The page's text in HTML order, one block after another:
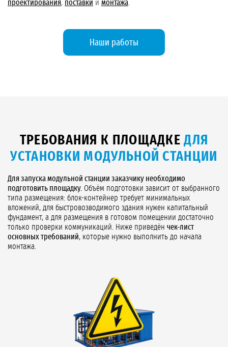
проектирования, поставки и монтажа
Наши работы
ТРЕБОВАНИЯ К ПЛОЩАДКЕДЛЯ
УСТАНОВКИ МОДУЛЬНОЙ СТАНЦИИ
Для запуска модульной станции заказчику необходимо
подготовить площадку. Объём подготовки зависит от выбранного
типа размещения: блок-контейнер требует минимальных
вложений, для быстровозводимого здания нужен капитальный
фундамент, а для размещения в готовом помещении достаточно
только проверки коммуникаций. Ниже приведён чек-лист
основных требований, которые нужно выполнить до начала
монтажа.